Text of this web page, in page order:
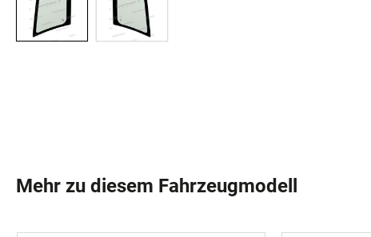
Mehr zu diesem Fahrzeugmodell